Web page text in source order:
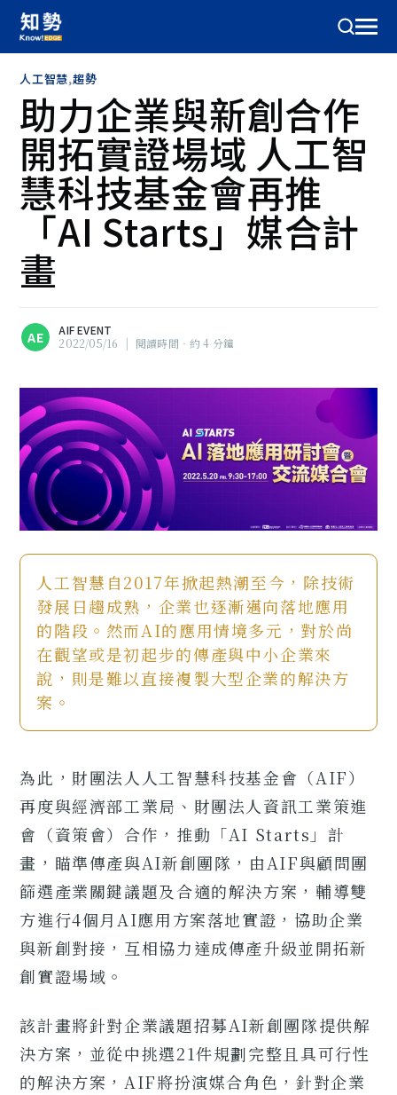
人工智慧,趨勢
助力企業與新創合作
開拓實證場域 人工智
慧科技基金會再推
「AI Starts」媒合計
畫
AE
AIF EVENT
2022/05/16
| 閱讀時間‧約 4 分鐘
人工智慧自2017年掀起熱潮至今，除技術
發展日趨成熟，企業也逐漸邁向落地應用
的階段。然而AI的應用情境多元，對於尚
在觀望或是初起步的傳產與中小企業來
說，則是難以直接複製大型企業的解決方
案。
為此，財團法人人工智慧科技基金會（AIF）
再度與經濟部工業局、財團法人資訊工業策進
會（資策會）合作，推動「AI Starts」計
畫，瞄準傳產與AI新創團隊，由AIF與顧問團
篩選產業關鍵議題及合適的解決方案，輔導雙
方進行4個月AI應用方案落地實證，協助企業
與新創對接，互相協力達成傳產升級並開拓新
創實證場域。
該計畫將針對企業議題招募AI新創團隊提供解
決方案，並從中挑選21件規劃完整且具可行性
的解決方案，AIF將扮演媒合角色，針對企業